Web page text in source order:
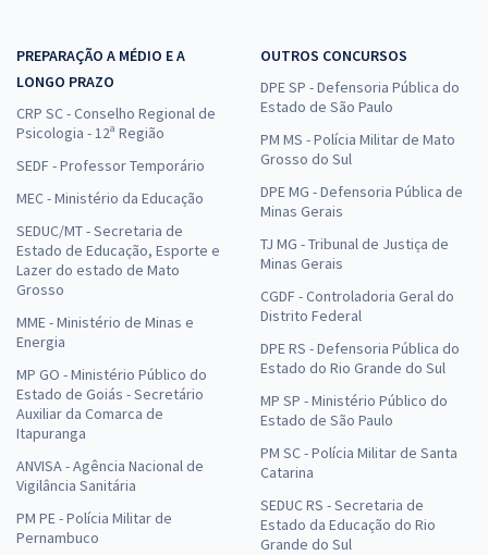
PREPARAÇÃO A MÉDIO E A
LONGO PRAZO
CRP SC - Conselho Regional de
Psicologia - 12ª Região
SEDF - Professor Temporário
MEC - Ministério da Educação
SEDUC/MT - Secretaria de
Estado de Educação, Esporte e
Lazer do estado de Mato
Grosso
MME - Ministério de Minas e
Energia
MP GO - Ministério Público do
Estado de Goiás - Secretário
Auxiliar da Comarca de
Itapuranga
ANVISA - Agência Nacional de
Vigilância Sanitária
PM PE - Polícia Militar de
Pernambuco
OUTROS CONCURSOS
DPE SP - Defensoria Pública do
Estado de São Paulo
PM MS - Polícia Militar de Mato
Grosso do Sul
DPE MG - Defensoria Pública de
Minas Gerais
TJ MG - Tribunal de Justiça de
Minas Gerais
CGDF - Controladoria Geral do
Distrito Federal
DPE RS - Defensoria Pública do
Estado do Rio Grande do Sul
MP SP - Ministério Público do
Estado de São Paulo
PM SC - Polícia Militar de Santa
Catarina
SEDUC RS - Secretaria de
Estado da Educação do Rio
Grande do Sul